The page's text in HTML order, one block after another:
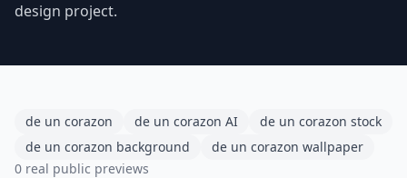
design project.
de un corazon de un corazon AI
de un corazon stock
de un corazon background
de un corazon wallpaper
0 real public previews